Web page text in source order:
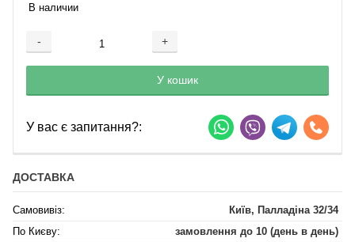
В наличии
- +
Добавляется...
У кошик
Добавлен
У вас є запитання?:
ДОСТАВКА
Самовивіз:
Київ, Палладіна 32/34
По Києву:
замовлення до 10 (день в день)